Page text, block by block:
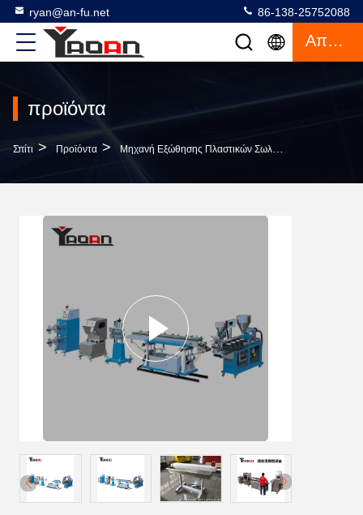
ryan@an-fu.net 86-138-25752088
Απόσπασμα
προϊόντα
Σπίτι > Προϊόντα > Μηχανή Εξώθησης Πλαστικών Σωλήνα